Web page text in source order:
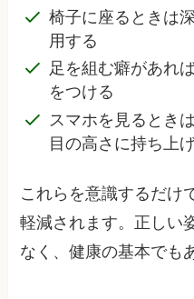
椅子に座るときは
用する
足を組む癖があれ
をつける
スマホを見るとき
目の高さに持ち上
これらを意識するだけ
軽減されます。正しい
なく、健康の基本でも